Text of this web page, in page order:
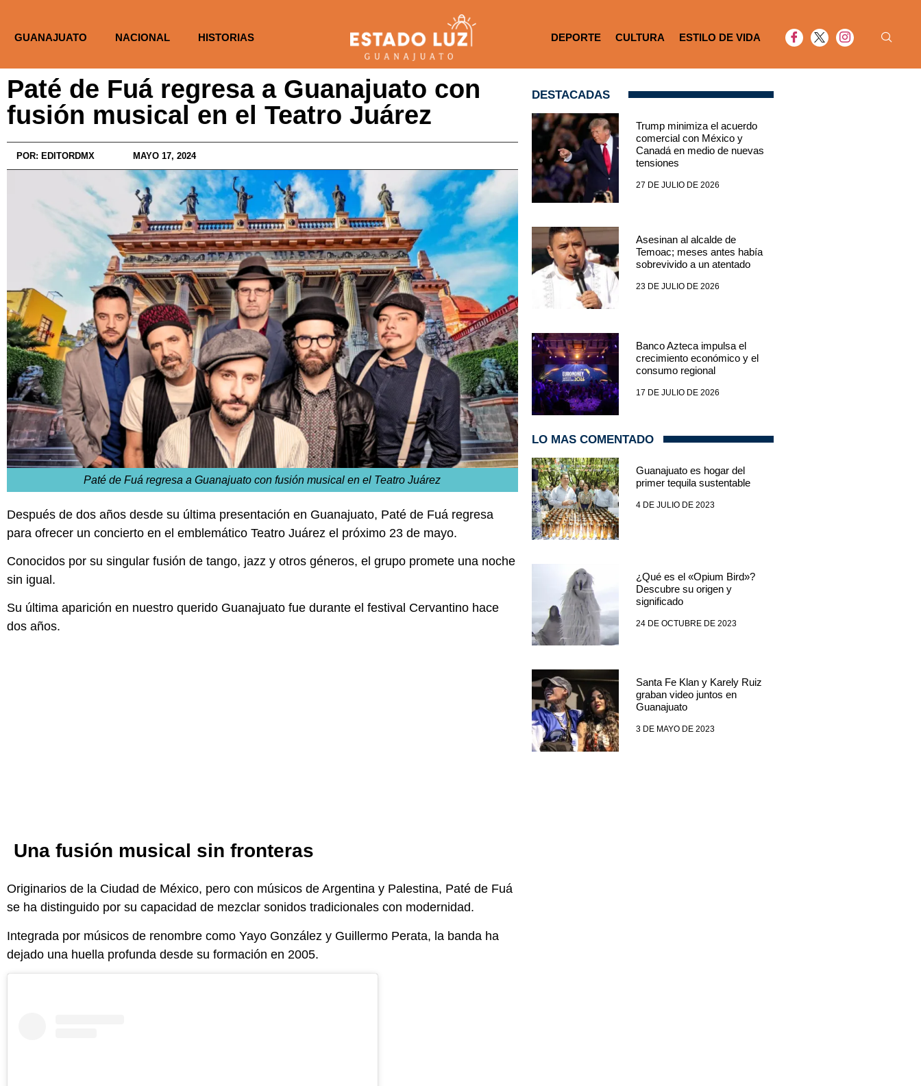
GUANAJUATO NACIONAL HISTORIAS DEPORTE CULTURA ESTILO DE VIDA
Paté de Fuá regresa a Guanajuato con
fusión musical en el Teatro Juárez
POR: EDITORDMX MAYO 17, 2024
Paté de Fuá regresa a Guanajuato con fusión musical en el Teatro Juárez
Después de dos años desde su última presentación en Guanajuato, Paté de Fuá regresa
para ofrecer un concierto en el emblemático Teatro Juárez el próximo 23 de mayo.
Conocidos por su singular fusión de tango, jazz y otros géneros, el grupo promete una noche
sin igual.
Su última aparición en nuestro querido Guanajuato fue durante el festival Cervantino hace
dos años.
Una fusión musical sin fronteras
Originarios de la Ciudad de México, pero con músicos de Argentina y Palestina, Paté de Fuá
se ha distinguido por su capacidad de mezclar sonidos tradicionales con modernidad.
Integrada por músicos de renombre como Yayo González y Guillermo Perata, la banda ha
dejado una huella profunda desde su formación en 2005.
DESTACADAS
Trump minimiza el acuerdo
comercial con México y
Canadá en medio de nuevas
tensiones
27 DE JULIO DE 2026
Asesinan al alcalde de
Temoac; meses antes había
sobrevivido a un atentado
23 DE JULIO DE 2026
Banco Azteca impulsa el
crecimiento económico y el
consumo regional
17 DE JULIO DE 2026
LO MAS COMENTADO
Guanajuato es hogar del
primer tequila sustentable
4 DE JULIO DE 2023
¿Qué es el «Opium Bird»?
Descubre su origen y
significado
24 DE OCTUBRE DE 2023
Santa Fe Klan y Karely Ruiz
graban video juntos en
Guanajuato
3 DE MAYO DE 2023